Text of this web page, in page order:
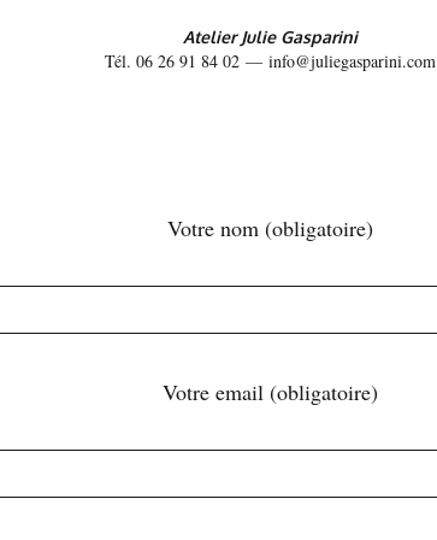
Atelier Julie Gasparini
Tél. 06 26 91 84 02 — info@juliegasparini.com
Votre nom (obligatoire)
Votre email (obligatoire)